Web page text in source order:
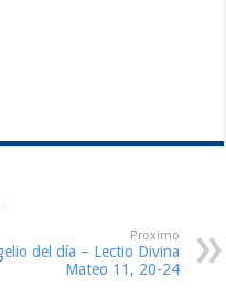
Proximo
del día – Lectio Divina
Mateo 11, 20-24